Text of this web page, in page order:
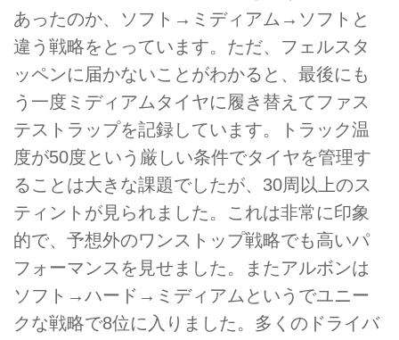
あったのか、ソフト→ミディアム→ソフトと
違う戦略をとっています。ただ、フェルスタ
ッペンに届かないことがわかると、最後にも
う一度ミディアムタイヤに履き替えてファス
テストラップを記録しています。トラック温
度が50度という厳しい条件でタイヤを管理す
ることは大きな課題でしたが、30周以上のス
ティントが見られました。これは非常に印象
的で、予想外のワンストップ戦略でも高いパ
フォーマンスを見せました。またアルボンは
ソフト→ハード→ミディアムというでユニー
クな戦略で8位に入りました。多くのドライバ